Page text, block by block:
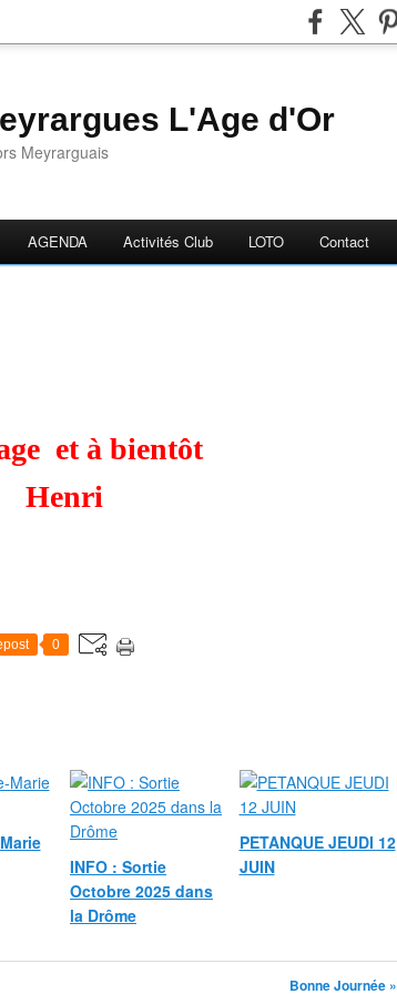
L'Age d'Or
Meyrarguais
AGENDA Activités Club LOTO Contact
et à bientôt
Henri
0
INFO : Sortie
Octobre 2025 dans
la Drôme
PETANQUE JEUDI 12
JUIN
Bonne Journée »